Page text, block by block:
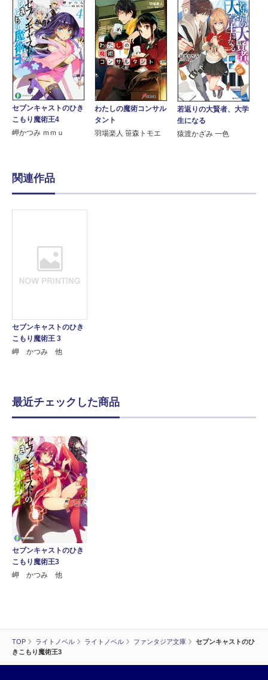
TOP ライトノベル ライトノベル ファンタジア文庫
セブンキャストのひ
きこもり魔術王3
セブンキャストのひき
こもり魔術王4
岬かつみ ｍｍｕ
わたしの魔術コンサル
タント
羽場楽人 笹森トモエ
若返りの大賢者、大学
生になる
猿渡かざみ 一色
関連作品
セブンキャストのひき
こもり魔術王 3
岬 かつみ 他
最近チェックした商品
セブンキャストのひき
こもり魔術王3
岬 かつみ 他